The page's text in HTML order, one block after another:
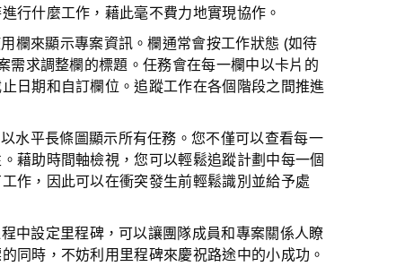
行什麼工作，藉此毫不費力地實現協作。
欄來顯示專案資訊。欄通常會按工作狀態 (如待
需求調整欄的標題。任務會在每一欄中以卡片的
日期和自訂欄位。追蹤工作在各個階段之間推進
水平長條圖顯示所有任務。您不僅可以查看每一
藉助時間軸檢視，您可以輕鬆追蹤計劃中每一個
作，因此可以在衝突發生前輕鬆識別並給予處
中設定里程碑，可以讓團隊成員和專案關係人瞭
同時，不妨利用里程碑來慶祝路途中的小成功。